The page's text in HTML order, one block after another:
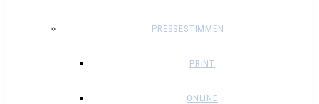
PRESSESTIMMEN
PRINT
ONLINE